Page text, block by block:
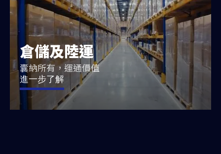
倉儲及陸運
囊納所有，運通價值
進一步了解